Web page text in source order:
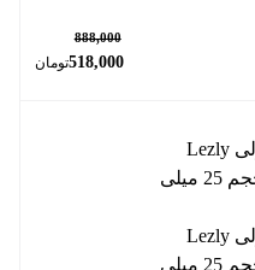
888,000
518,000تومان